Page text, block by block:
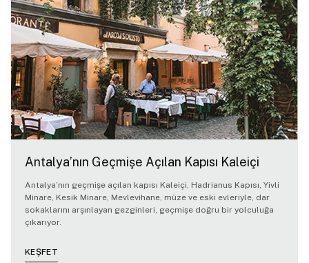
Antalya’nın Geçmişe Açılan Kapısı Kaleiçi
Antalya’nın geçmişe açılan kapısı Kaleiçi, Hadrianus Kapısı, Yivli
Minare, Kesik Minare, Mevlevihane, müze ve eski evleriyle, dar
sokaklarını arşınlayan gezginleri, geçmişe doğru bir yolculuğa
çıkarıyor.
KEŞFET